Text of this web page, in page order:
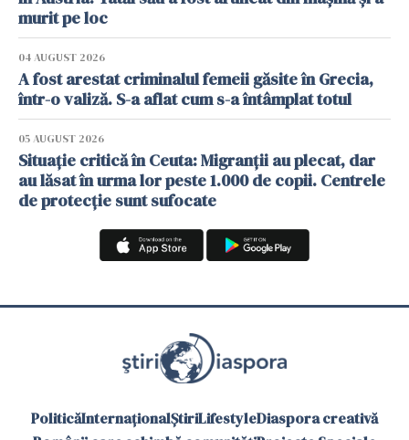
murit pe loc
04 AUGUST 2026
A fost arestat criminalul femeii găsite în Grecia,
într-o valiză. S-a aflat cum s-a întâmplat totul
05 AUGUST 2026
Situație critică în Ceuta: Migranții au plecat, dar
au lăsat în urma lor peste 1.000 de copii. Centrele
de protecție sunt sufocate
PoliticăInternaționalȘtiriLifestyleDiaspora creativă